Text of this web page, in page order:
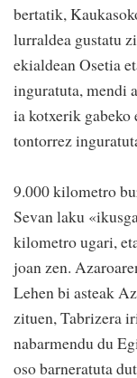
bertatik,
lurraldea gustatu
ekialdean Osetia
inguratuta, mendi
ia kotxerik gabeko
tontorrez
9.000 kilometro
Sevan laku
kilometro ugari,
joan zen.
Lehen bi asteak
zituen, Tabrizera
nabarmendu du
oso barneratuta